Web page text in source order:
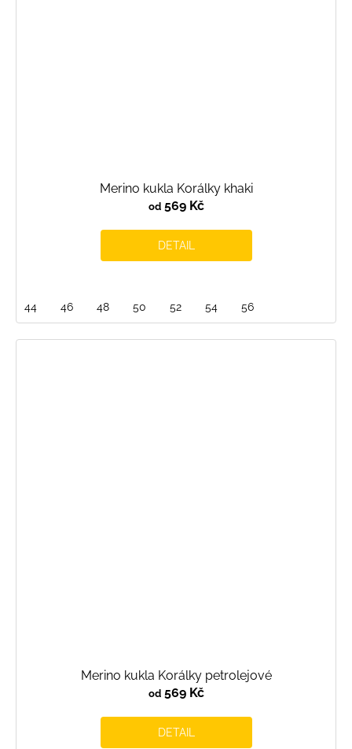
Merino kukla Korálky khaki
od569 Kč
DETAIL
44 46 48 50 52 54 56
Merino kukla Korálky petrolejové
od569 Kč
DETAIL